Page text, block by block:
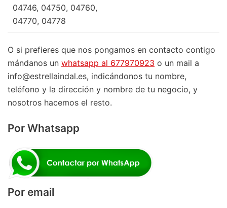
04746, 04750, 04760,
04770, 04778
O si prefieres que nos pongamos en contacto contigo
mándanos un whatsapp al 677970923 o un mail a
info@estrellaindal.es, indicándonos tu nombre,
teléfono y la dirección y nombre de tu negocio, y
nosotros hacemos el resto.
Por Whatsapp
Por email